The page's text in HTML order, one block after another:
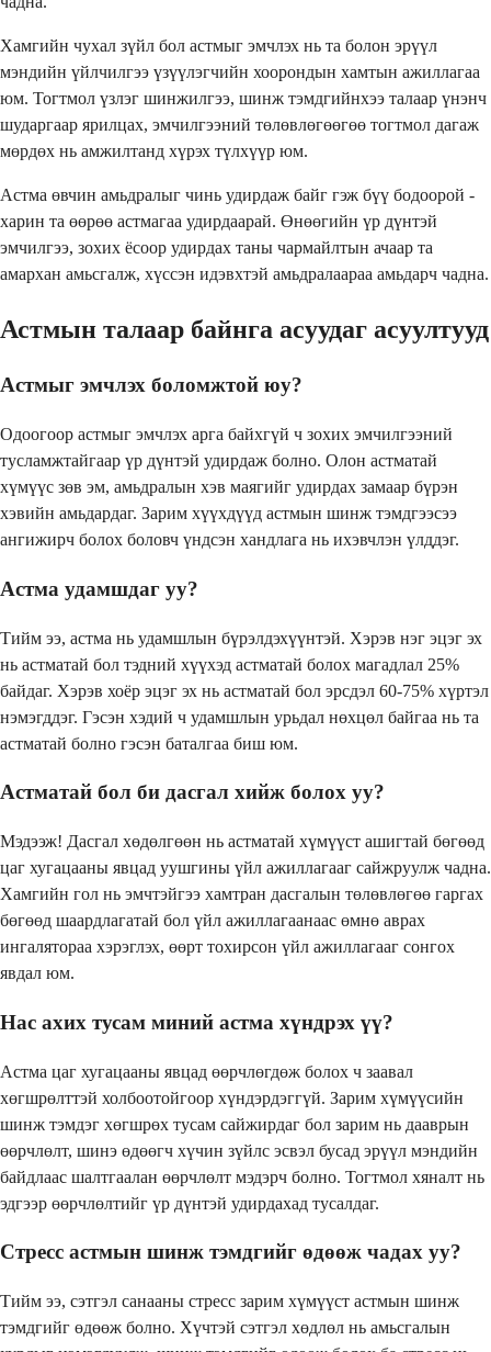
Хамгийн чухал зүйл бол астмыг эмчлэх нь та болон эрүүл
мэндийн үйлчилгээ үзүүлэгчийн хоорондын хамтын ажиллагаа
юм. Тогтмол үзлэг шинжилгээ, шинж тэмдгийнхээ талаар үнэнч
шударгаар ярилцах, эмчилгээний төлөвлөгөөгөө тогтмол дагаж
мөрдөх нь амжилтанд хүрэх түлхүүр юм.
Астма өвчин амьдралыг чинь удирдаж байг гэж бүү бодоорой -
харин та өөрөө астмагаа удирдаарай. Өнөөгийн үр дүнтэй
эмчилгээ, зохих ёсоор удирдах таны чармайлтын ачаар та
амархан амьсгалж, хүссэн идэвхтэй амьдралаараа амьдарч чадна.
Астмын талаар байнга асуудаг асуултууд
Астмыг эмчлэх боломжтой юу?
Одоогоор астмыг эмчлэх арга байхгүй ч зохих эмчилгээний
тусламжтайгаар үр дүнтэй удирдаж болно. Олон астматай
хүмүүс зөв эм, амьдралын хэв маягийг удирдах замаар бүрэн
хэвийн амьдардаг. Зарим хүүхдүүд астмын шинж тэмдгээсээ
ангижирч болох боловч үндсэн хандлага нь ихэвчлэн үлддэг.
Астма удамшдаг уу?
Тийм ээ, астма нь удамшлын бүрэлдэхүүнтэй. Хэрэв нэг эцэг эх
нь астматай бол тэдний хүүхэд астматай болох магадлал 25%
байдаг. Хэрэв хоёр эцэг эх нь астматай бол эрсдэл 60-75% хүртэл
нэмэгддэг. Гэсэн хэдий ч удамшлын урьдал нөхцөл байгаа нь та
астматай болно гэсэн баталгаа биш юм.
Астматай бол би дасгал хийж болох уу?
Мэдээж! Дасгал хөдөлгөөн нь астматай хүмүүст ашигтай бөгөөд
цаг хугацааны явцад уушгины үйл ажиллагааг сайжруулж чадна.
Хамгийн гол нь эмчтэйгээ хамтран дасгалын төлөвлөгөө гаргах
бөгөөд шаардлагатай бол үйл ажиллагаанаас өмнө аврах
ингалятораа хэрэглэх, өөрт тохирсон үйл ажиллагааг сонгох
явдал юм.
Нас ахих тусам миний астма хүндрэх үү?
Астма цаг хугацааны явцад өөрчлөгдөж болох ч заавал
хөгшрөлттэй холбоотойгоор хүндэрдэггүй. Зарим хүмүүсийн
шинж тэмдэг хөгшрөх тусам сайжирдаг бол зарим нь дааврын
өөрчлөлт, шинэ өдөөгч хүчин зүйлс эсвэл бусад эрүүл мэндийн
байдлаас шалтгаалан өөрчлөлт мэдэрч болно. Тогтмол хяналт нь
эдгээр өөрчлөлтийг үр дүнтэй удирдахад тусалдаг.
Стресс астмын шинж тэмдгийг өдөөж чадах уу?
Тийм ээ, сэтгэл санааны стресс зарим хүмүүст астмын шинж
тэмдгийг өдөөж болно. Хүчтэй сэтгэл хөдлөл нь амьсгалын